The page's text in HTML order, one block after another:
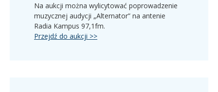
Na aukcji można wylicytować poprowadzenie
muzycznej audycji „Alternator” na antenie
Radia Kampus 97,1fm.
Przejdź do aukcji >>